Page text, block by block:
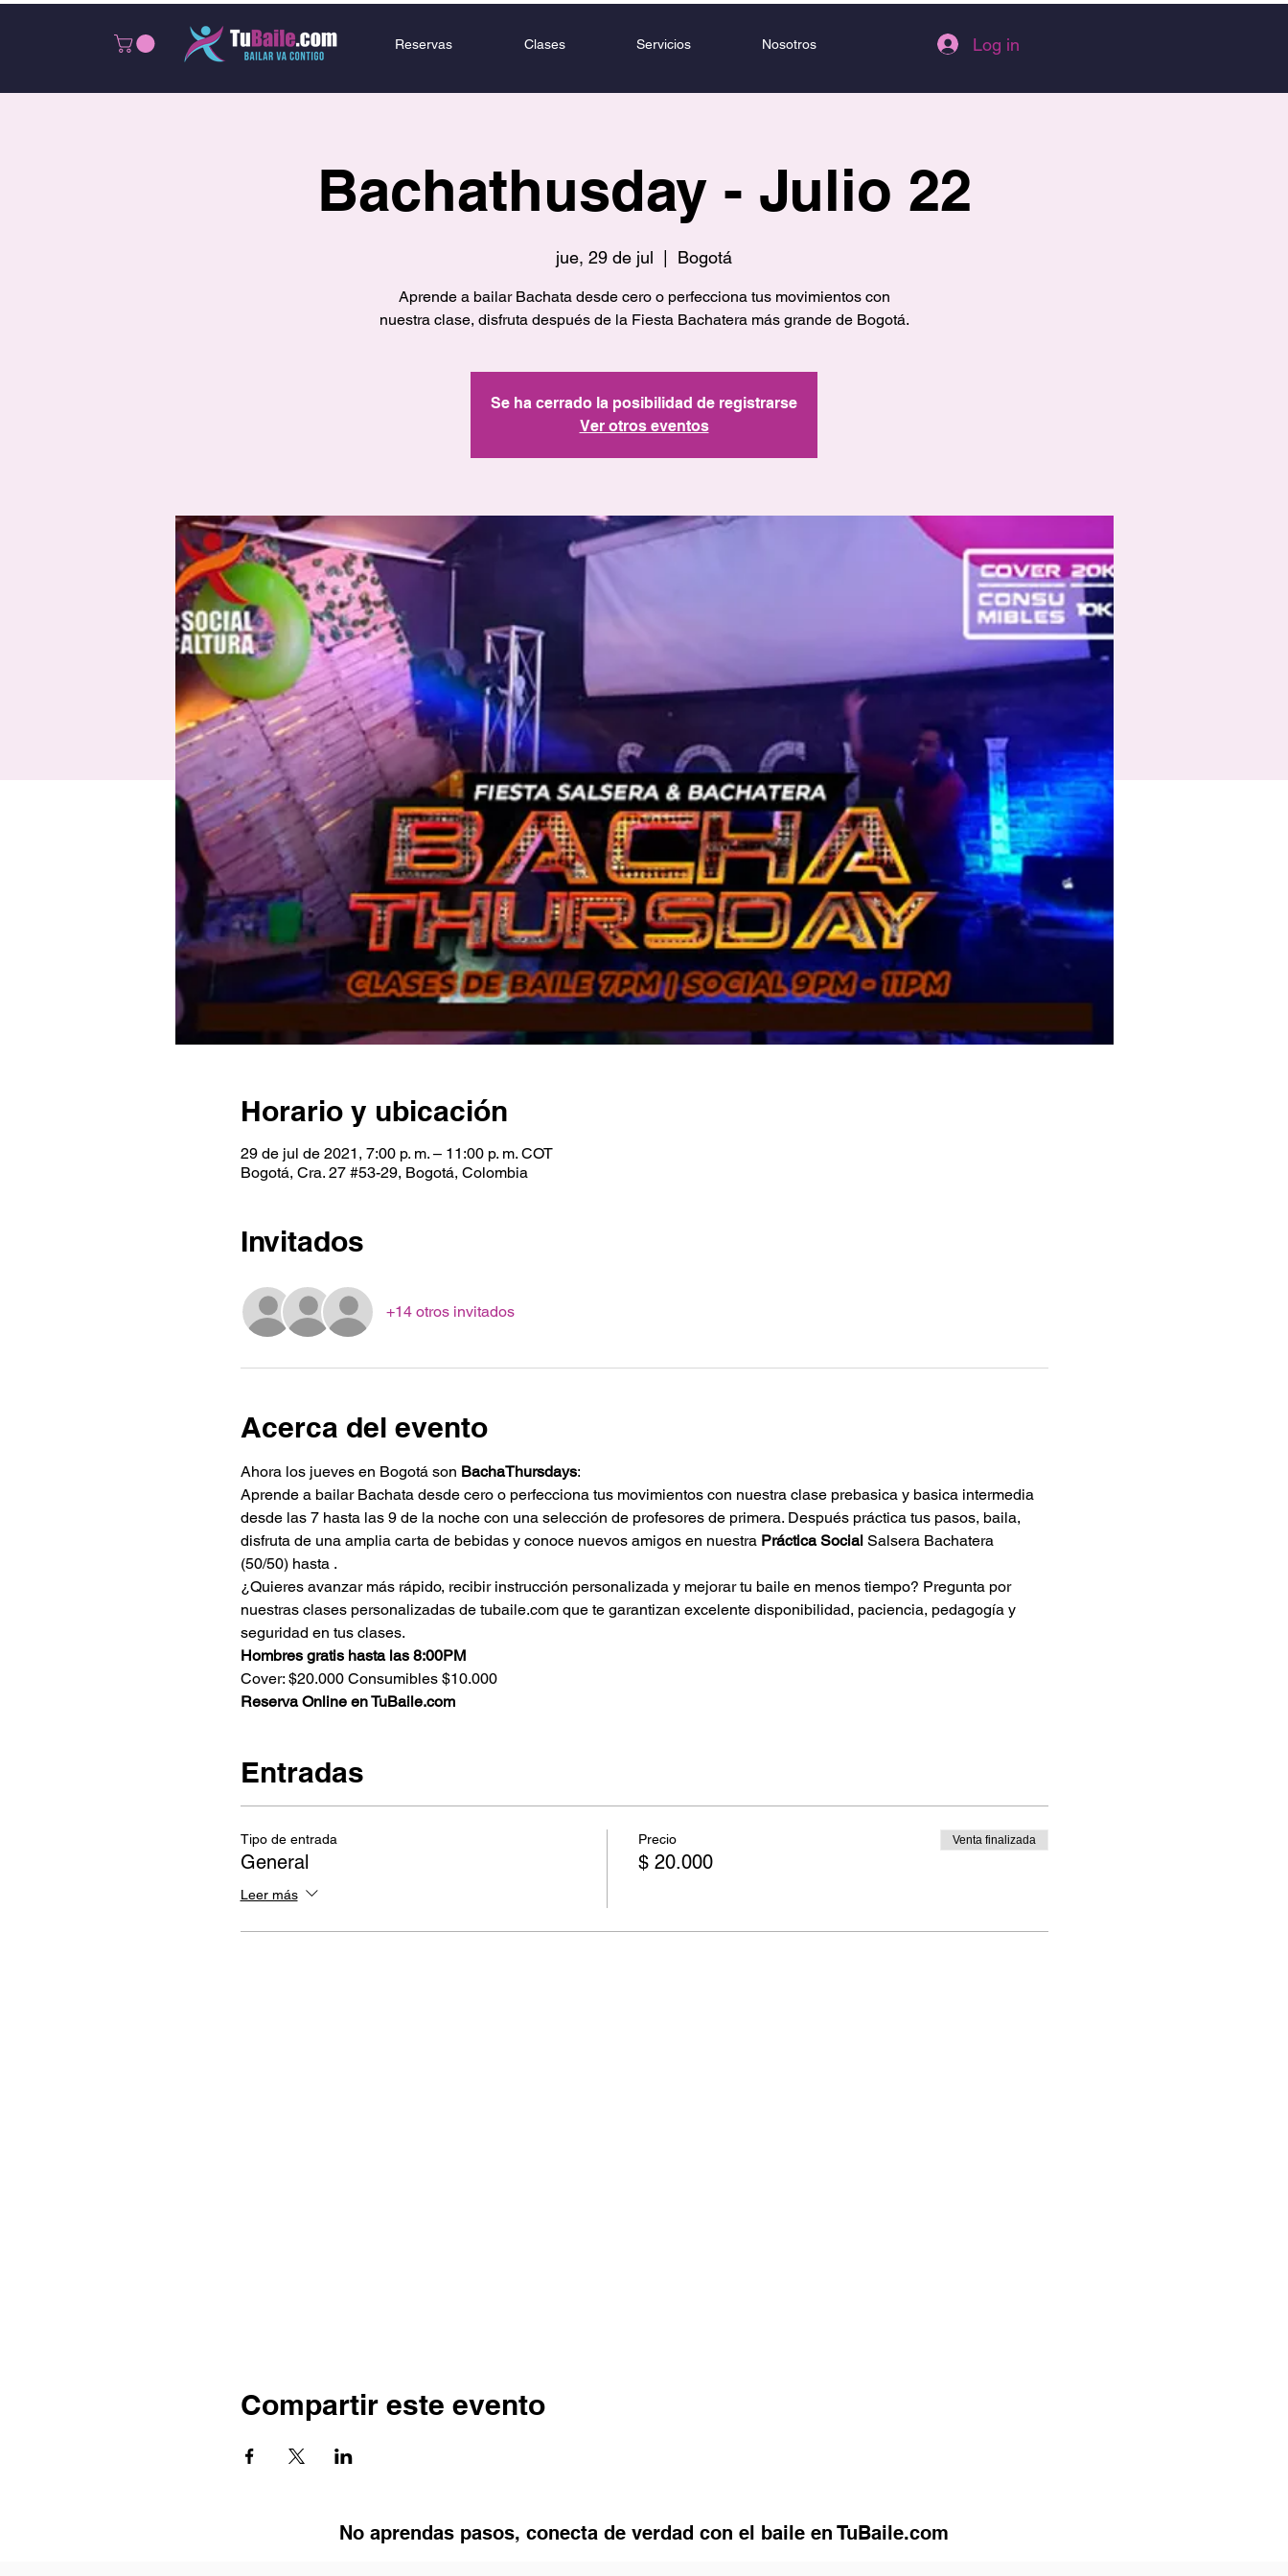
Reservas Clases Servicios Nosotros Log in
Bachathusday - Julio 22
jue, 29 de jul Bogotá
Aprende a bailar Bachata desde cero o perfecciona tus movimientos con
nuestra clase, disfruta después de la Fiesta Bachatera más grande de Bogotá.
Se ha cerrado la posibilidad de registrarse
Ver otros eventos
Horario y ubicación
29 de jul de 2021, 7:00 p. m. – 11:00 p. m. COT
Bogotá, Cra. 27 #53-29, Bogotá, Colombia
Invitados
+14 otros invitados
Acerca del evento
Ahora los jueves en Bogotá son BachaThursdays:
Aprende a bailar Bachata desde cero o perfecciona tus movimientos con nuestra clase prebasica y basica intermedia
desde las 7 hasta las 9 de la noche con una selección de profesores de primera. Después práctica tus pasos, baila,
disfruta de una amplia carta de bebidas y conoce nuevos amigos en nuestra Práctica Social Salsera Bachatera
(50/50) hasta .
¿Quieres avanzar más rápido, recibir instrucción personalizada y mejorar tu baile en menos tiempo? Pregunta por
nuestras clases personalizadas de tubaile.com que te garantizan excelente disponibilidad, paciencia, pedagogía y
seguridad en tus clases.
Hombres gratis hasta las 8:00PM
Cover: $20.000 Consumibles $10.000
Reserva Online en TuBaile.com
Entradas
Tipo de entrada
General
Leer más
Precio
$ 20.000
Venta finalizada
Compartir este evento
No aprendas pasos, conecta de verdad con el baile en TuBaile.com